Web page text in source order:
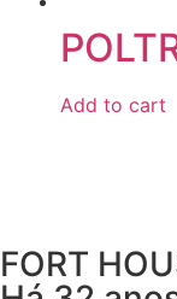
Add to cart
FORT